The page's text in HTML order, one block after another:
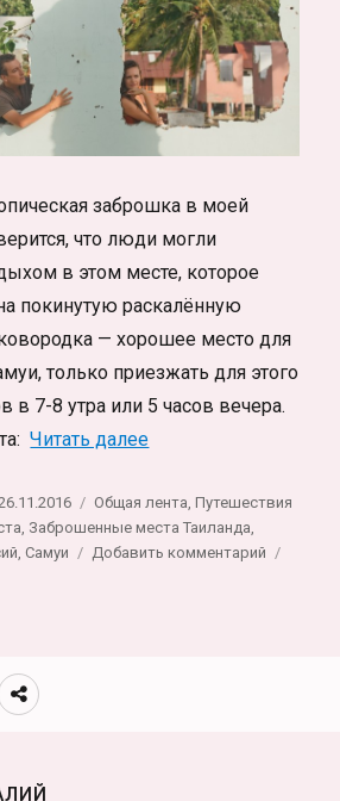
заброшка в моей
что люди могли
в этом месте, которое
покинутую раскалённую
— хорошее место для
только приезжать для этого
в 7-8 утра или 5 часов вечера.
Читать далее«Пальмы и руины.
Рубрики
Общая лента ,Путешествия
Заброшенные места Таиланда
,Самуи Добавить комментарий
Телеграм